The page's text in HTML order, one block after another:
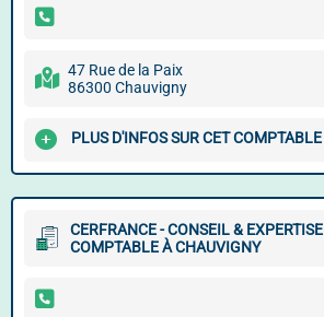
47 Rue de la Paix
86300 Chauvigny
PLUS D'INFOS SUR CET COMPTABLE
CERFRANCE - CONSEIL & EXPERTISE
COMPTABLE À CHAUVIGNY